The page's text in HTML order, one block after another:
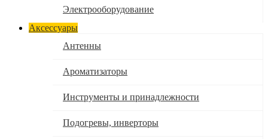
Электрооборудование
Аксессуары
Антенны
Ароматизаторы
Инструменты и принадлежности
Подогревы, инверторы